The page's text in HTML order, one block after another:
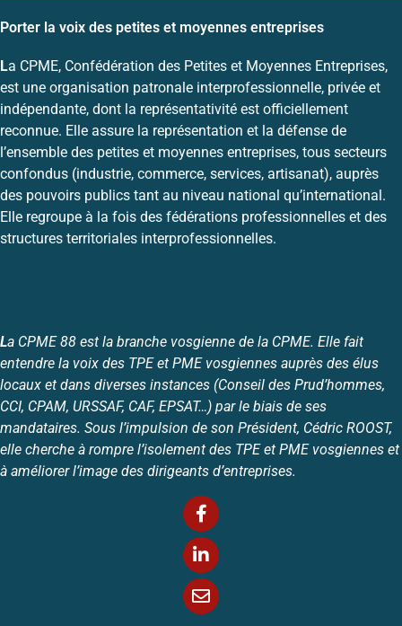
Porter la voix des petites et moyennes entreprises
La CPME, Confédération des Petites et Moyennes Entreprises,
est une organisation patronale interprofessionnelle, privée et
indépendante, dont la représentativité est officiellement
reconnue. Elle assure la représentation et la défense de
l’ensemble des petites et moyennes entreprises, tous secteurs
confondus (industrie, commerce, services, artisanat), auprès
des pouvoirs publics tant au niveau national qu’international.
Elle regroupe à la fois des fédérations professionnelles et des
structures territoriales interprofessionnelles.
La CPME 88 est la branche vosgienne de la CPME. Elle fait
entendre la voix des TPE et PME vosgiennes auprès des élus
locaux et dans diverses instances (Conseil des Prud’hommes,
CCI, CPAM, URSSAF, CAF, EPSAT…) par le biais de ses
mandataires. Sous l’impulsion de son Président, Cédric ROOST,
elle cherche à rompre l’isolement des TPE et PME vosgiennes et
à améliorer l’image des dirigeants d’entreprises.